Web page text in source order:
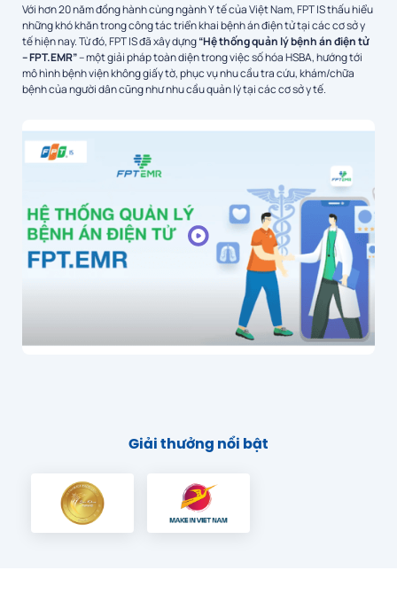
Với hơn 20 năm đồng hành cùng ngành Y tế của Việt Nam, FPT IS thấu hiểu
những khó khăn trong công tác triển khai bệnh án điện tử tại các cơ sở y
tế hiện nay. Từ đó, FPT IS đã xây dựng“Hệ thống quản lý bệnh án điện tử
– FPT.EMR”– một giải pháp toàn diện trong việc số hóa HSBA, hướng tới
mô hình bệnh viện không giấy tờ, phục vụ nhu cầu tra cứu, khám/chữa
bệnh của người dân cũng như nhu cầu quản lý tại các cơ sở y tế.
Giải thưởng nổi bật